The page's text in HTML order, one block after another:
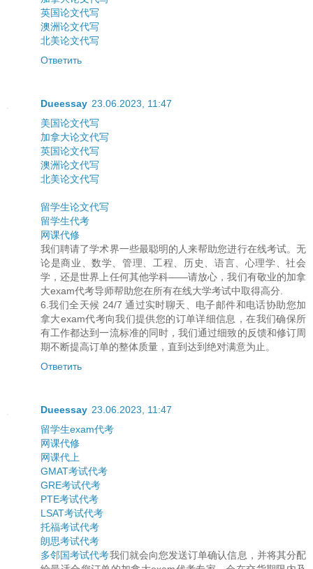
英国论文代写
澳洲论文代写
北美论文代写
Ответить
Dueessay 23.06.2023, 11:47
美国论文代写
加拿大论文代写
英国论文代写
澳洲论文代写
北美论文代写
留学生论文代写
留学生代考
网课代修
我们聘请了学术界一些最聪明的人来帮助您进行在线考试。无
论是商业、数学、管理、工程、历史、语言、心理学、社会
学，还是世界上任何其他学科——请放心，我们有敬业的加拿
大exam代考导师帮助您在所有在线大学考试中取得高分.
6.我们全天候 24/7 通过实时聊天、电子邮件和电话协助您加
拿大exam代考向我们提供您的订单详细信息，在我们确保所
有工作都达到一流标准的同时，我们通过细致的反馈和修订周
期不断提高订单的整体质量，直到达到绝对满意为止。
Ответить
Dueessay 23.06.2023, 11:47
留学生exam代考
网课代修
网课代上
GMAT考试代考
GRE考试代考
PTE考试代考
LSAT考试代考
托福考试代考
朗思考试代考
多邻国考试代考我们就会向您发送订单确认信息，并将其分配